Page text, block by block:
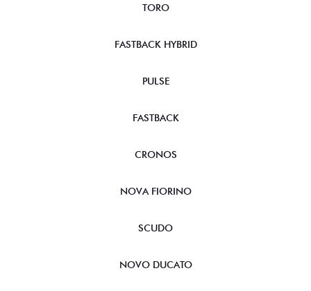
TORO
FASTBACK HYBRID
PULSE
FASTBACK
CRONOS
NOVA FIORINO
SCUDO
NOVO DUCATO